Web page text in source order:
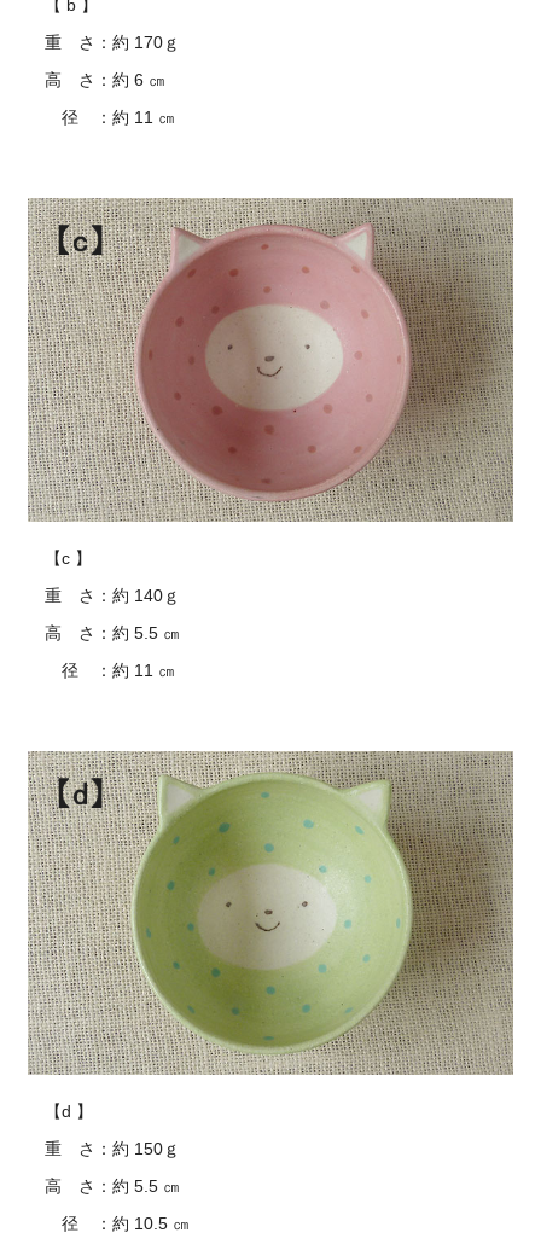
【 b 】
重 さ：約 170ｇ
高 さ：約 6 ㎝
径 ：約 11 ㎝
【c 】
重 さ：約 140ｇ
高 さ：約 5.5 ㎝
径 ：約 11 ㎝
【d 】
重 さ：約 150ｇ
高 さ：約 5.5 ㎝
径 ：約 10.5 ㎝